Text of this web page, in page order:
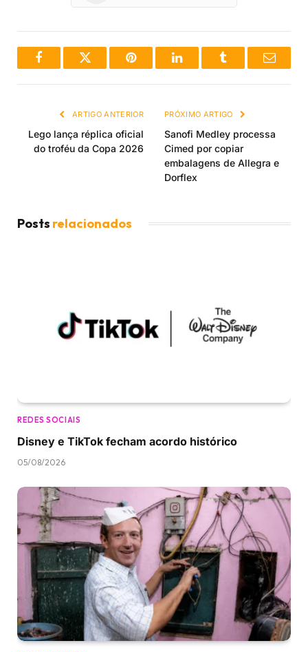
FacebookTwitter Pinterest LinkedInTumblr Email
ARTIGO ANTERIOR
Lego lança réplica oficial
do troféu da Copa 2026
PRÓXIMO ARTIGO
Sanofi Medley processa
Cimed por copiar
embalagens de Allegra e
Dorflex
Posts relacionados
REDES SOCIAIS
Disney e TikTok fecham acordo histórico
05/08/2026